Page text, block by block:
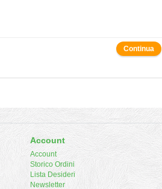
Continua
Account
Account
Storico Ordini
Lista Desideri
Newsletter